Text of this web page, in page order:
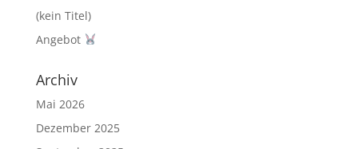
(kein Titel)
Angebot
Archiv
Mai 2026
Dezember 2025